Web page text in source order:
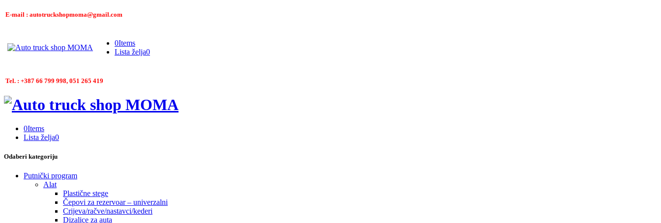
E-mail : autotruckshopmoma@gmail.com
0Items
Lista želja0
Tel. : +387 66 799 998, 051 265 419
0Items
Lista želja0
Odaberi kategoriju
Putnički program
Alat
Plastične stege
Čepovi za rezervoar – univerzalni
Crijeva/račve/nastavci/kederi
Dizalice za auta